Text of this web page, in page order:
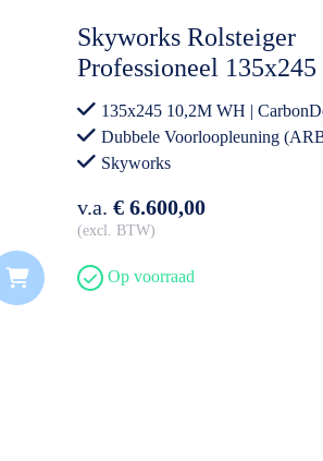
Skyworks Rolsteiger
Professioneel 135x245
werkhoogte
Dubbele
Steigeraanhanger
135x245 10,2M WH |
Dubbele Voorloopleuning
Skyworks
v.a. € 6.600,00
excl. BTW
Op voorraad